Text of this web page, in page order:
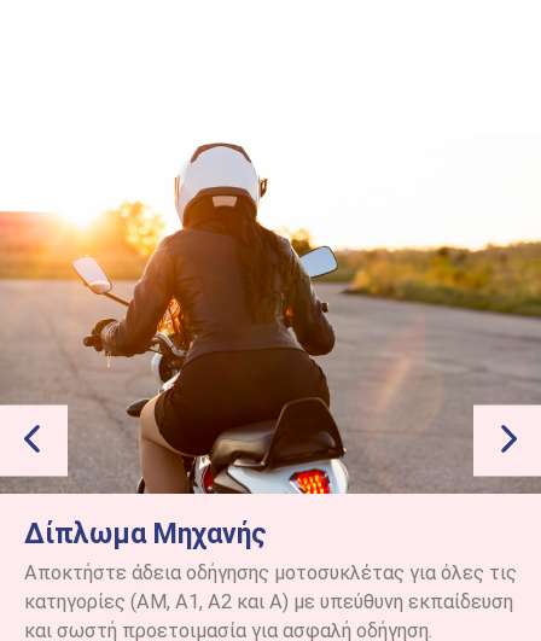
Δίπλωμα Μηχανής
Αποκτήστε άδεια οδήγησης μοτοσυκλέτας για όλες τις
κατηγορίες (ΑΜ, Α1, Α2 και Α) με υπεύθυνη εκπαίδευση
και σωστή προετοιμασία για ασφαλή οδήγηση.